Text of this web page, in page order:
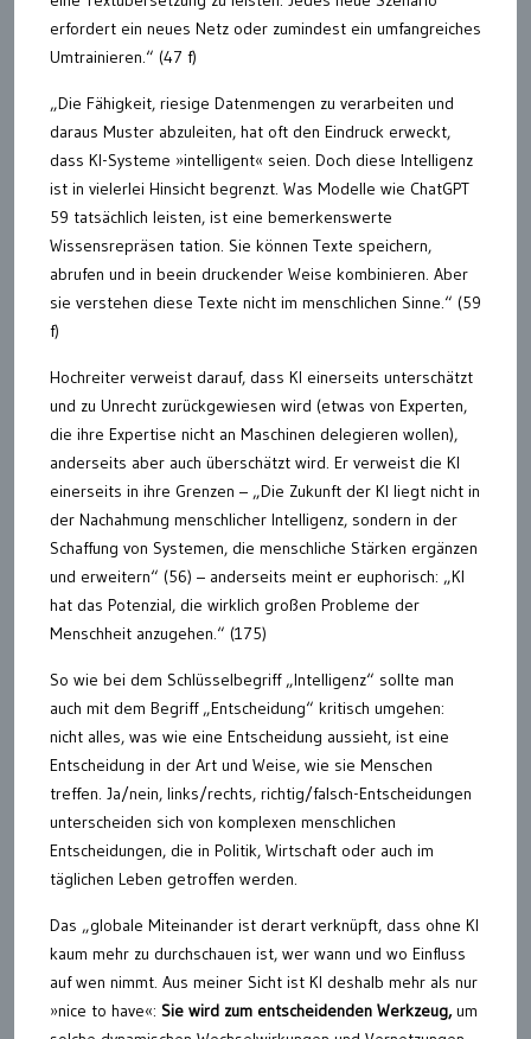
erfordert ein neues Netz oder zumindest ein umfangreiches
Umtrainieren.“ (47 f)
„Die Fähigkeit, riesige Datenmengen zu verarbeiten und
daraus Muster abzuleiten, hat oft den Eindruck erweckt,
dass KI-Systeme »intelligent« seien. Doch diese Intelligenz
ist in vielerlei Hinsicht begrenzt. Was Modelle wie ChatGPT
59 tatsächlich leisten, ist eine bemerkenswerte
Wissensrepräsen tation. Sie können Texte speichern,
abrufen und in beein druckender Weise kombinieren. Aber
sie verstehen diese Texte nicht im menschlichen Sinne.“ (59
f)
Hochreiter verweist darauf, dass KI einerseits unterschätzt
und zu Unrecht zurückgewiesen wird (etwas von Experten,
die ihre Expertise nicht an Maschinen delegieren wollen),
anderseits aber auch überschätzt wird. Er verweist die KI
einerseits in ihre Grenzen – „Die Zukunft der KI liegt nicht in
der Nachahmung menschlicher Intelligenz, sondern in der
Schaffung von Systemen, die menschliche Stärken ergänzen
und erweitern“ (56) – anderseits meint er euphorisch: „KI
hat das Potenzial, die wirklich großen Probleme der
Menschheit anzugehen.“ (175)
So wie bei dem Schlüsselbegriff „Intelligenz“ sollte man
auch mit dem Begriff „Entscheidung“ kritisch umgehen:
nicht alles, was wie eine Entscheidung aussieht, ist eine
Entscheidung in der Art und Weise, wie sie Menschen
treffen. Ja/nein, links/rechts, richtig/falsch-Entscheidungen
unterscheiden sich von komplexen menschlichen
Entscheidungen, die in Politik, Wirtschaft oder auch im
täglichen Leben getroffen werden.
Das „globale Miteinander ist derart verknüpft, dass ohne KI
kaum mehr zu durchschauen ist, wer wann und wo Einfluss
auf wen nimmt. Aus meiner Sicht ist KI deshalb mehr als nur
»nice to have«: Sie wird zum entscheidenden Werkzeug,um